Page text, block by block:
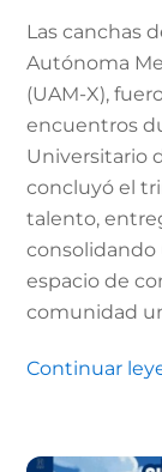
Las canchas
Autónoma
(UAM-X),
encuentros
Universitario
concluyó el
talento,
consolidando
espacio de
comunidad
Continuar